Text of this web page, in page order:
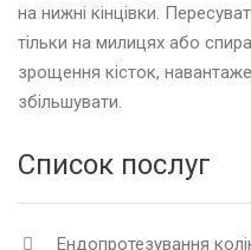
на нижні кінцівки.
тільки на милицях або
зрощення кісток,
збільшувати.
Список послуг
Ендопротезування